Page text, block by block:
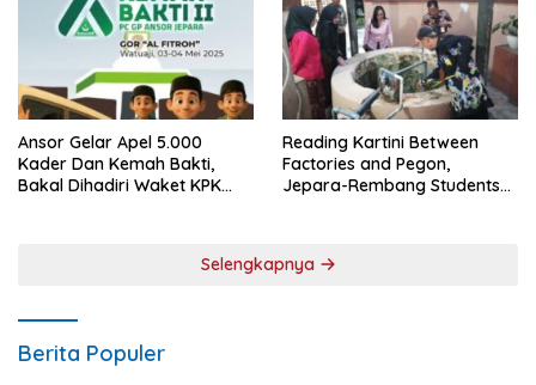
Ansor Gelar Apel 5.000
Kader Dan Kemah Bakti,
Bakal Dihadiri Waket KPK
Reading Kartini Between
Factories and Pegon,
Jepara-Rembang Students
Selengkapnya
Berita Populer